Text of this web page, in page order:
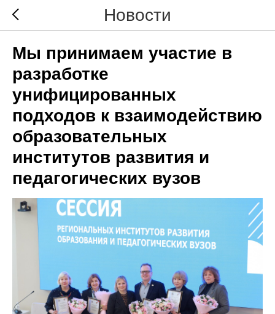
Новости
Мы принимаем участие в
разработке
унифицированных
подходов к взаимодействию
образовательных
институтов развития и
педагогических вузов